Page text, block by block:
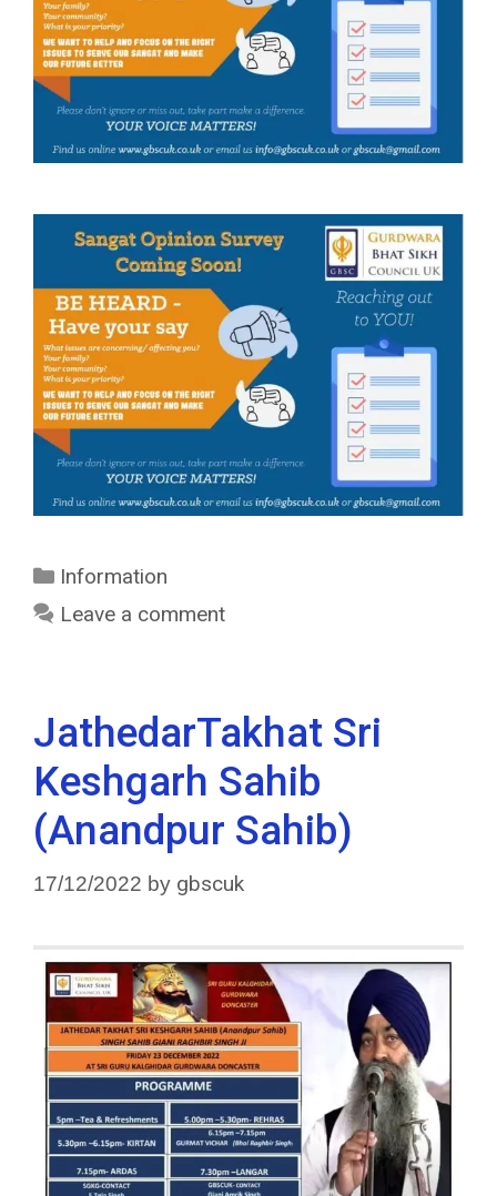
Information
Leave a comment
JathedarTakhat Sri
Keshgarh Sahib
(Anandpur Sahib)
17/12/2022 by gbscuk